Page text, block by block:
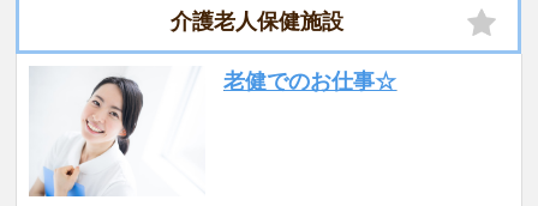
介護老人保健施設
老健でのお仕事☆